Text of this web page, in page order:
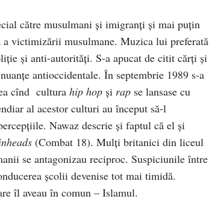
către musulmani şi imigranţi şi mai puţin
victimizării musulmane. Muzica lui preferată
şi anti-autorități. S-a apucat de citit cărţi şi
antioccidentale. În septembrie 1989 s-a
cînd cultura hip hop şi rap se lansase cu
al acestor culturi au început să-l
Nawaz descrie şi faptul că el şi
(Combat 18). Mulţi britanici din liceul
se antagonizau reciproc. Suspiciunile între
şcolii devenise tot mai timidă.
îl aveau în comun – Islamul.